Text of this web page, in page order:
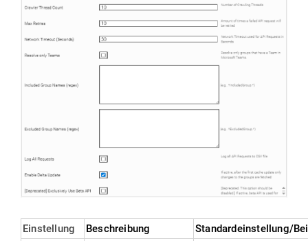
Einstellung Beschreibung
Standardeinstellung/